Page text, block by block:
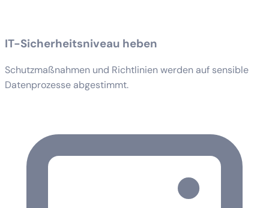
IT-Sicherheitsniveau heben
Schutzmaßnahmen und Richtlinien werden auf sensible
Datenprozesse abgestimmt.